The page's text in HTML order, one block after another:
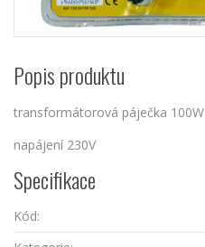
Popis produktu
transformátorová páječka 100W
napájení 230V
Specifikace
Kód: